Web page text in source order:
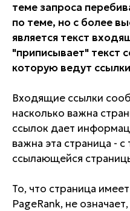
теме запроса
по теме, но с более
является текст
"приписывает" текст
которую ведут
Входящие ссылки
насколько важна
ссылок дает
важна эта страница - с
ссылающейся
То, что страница
PageRank, не